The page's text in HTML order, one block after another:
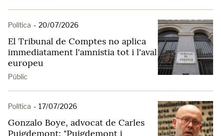
Política - 20/07/2026
El Tribunal de Comptes no aplica
immediatament l'amnistia tot i l'aval
europeu
Públic
Política - 17/07/2026
Gonzalo Boye, advocat de Carles
Puigdemont: "Puigdemont i